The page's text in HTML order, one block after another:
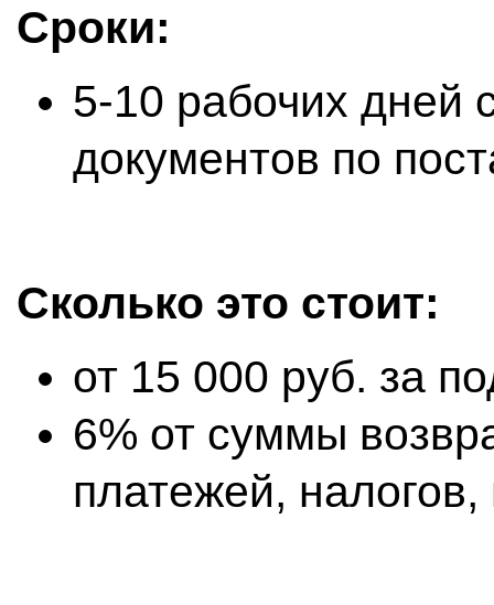
Сроки:
5-10 рабочих дней
документов по
Сколько это стоит:
от 15 000 руб. за
6% от суммы
платежей,